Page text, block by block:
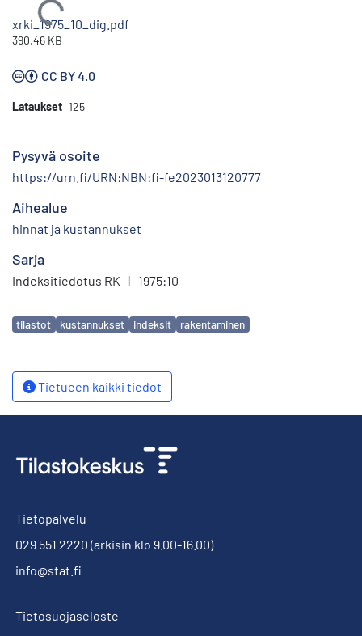
Ladataan...
xrki_1975_10_dig.pdf
390.46 KB
CC BY 4.0
Lataukset 125
Pysyvä osoite
https://urn.fi/URN:NBN:fi-fe2023013120777
Aihealue
hinnat ja kustannukset
Sarja
Indeksitiedotus RK | 1975:10
Avainsanat
tilastot kustannukset indeksit rakentaminen
Tietueen kaikki tiedot
Tietopalvelu
029 551 2220 (arkisin klo 9.00-16.00)
info@stat.fi
Tietosuojaseloste